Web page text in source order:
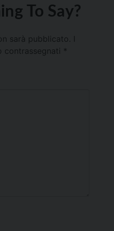
To Say?
sarà pubblicato.
*